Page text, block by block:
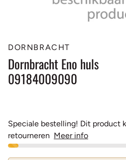
DORNBRACHT
Dornbracht Eno huls
09184009090
Speciale bestelling! Dit product
retourneren Meer info